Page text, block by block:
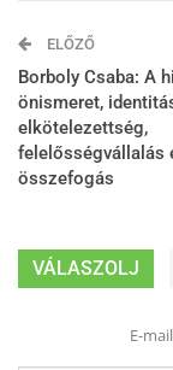
ELŐZŐ
Borboly Csaba: A
önismeret,
elkötelezettség,
felelősségvállalás
összefogás
VÁLASZOLJ
E-